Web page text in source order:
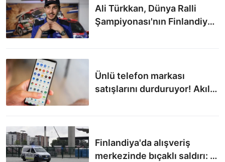
Ali Türkkan, Dünya Ralli
Şampiyonası'nın Finlandiya
Ünlü telefon markası
satışlarını durduruyor! Akıllı
Finlandiya'da alışveriş
merkezinde bıçaklı saldırı: 4